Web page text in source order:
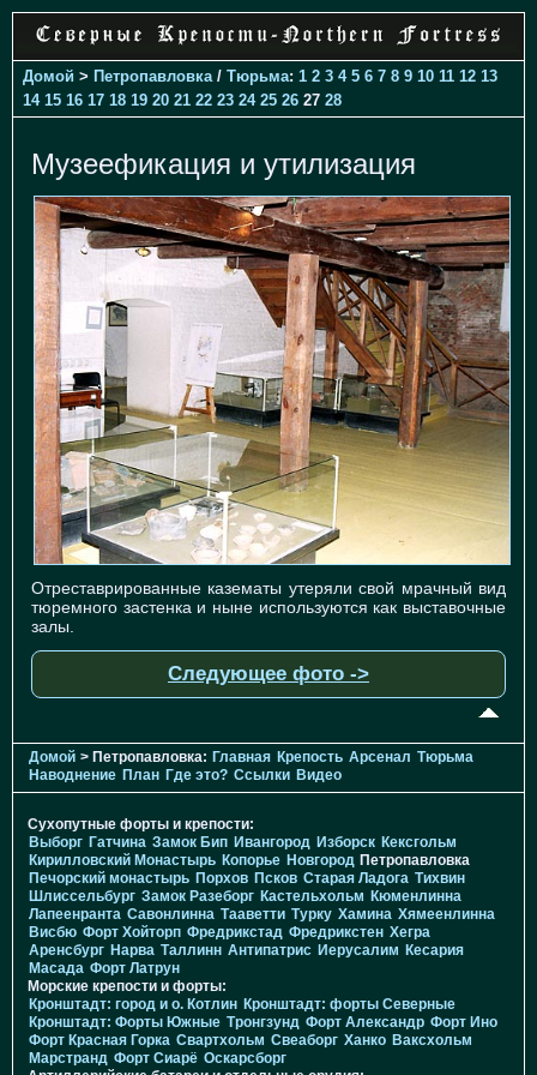
Домой > Петропавловка / Тюрьма: 1 2 3 4 5 6 7 8 9 10 11 12 13
14 15 16 17 18 19 20 21 22 23 24 25 26 27 28
Музеефикация и утилизация
Отреставрированные казематы утеряли свой мрачный вид
тюремного застенка и ныне используются как выставочные
залы.
Следующее фото ->
Домой > Петропавловка: Главная Крепость Арсенал Тюрьма
Наводнение План Где это? Ссылки Видео
Сухопутные форты и крепости:
Выборг Гатчина Замок Бип Ивангород Изборск Кексгольм
Кирилловский Монастырь Копорье Новгород Петропавловка
Печорcкий монастырь Порхов Псков Старая Ладога Тихвин
Шлиссельбург Замок Разеборг Кастельхольм Кюменлинна
Лапеенранта Савонлинна Тааветти Турку Хамина Хямеенлинна
Висбю Форт Хойторп Фредрикстад Фредрикстен Хегра
Аренсбург Нарва Таллинн Антипатрис Иерусалим Кесария
Масада Форт Латрун
Морские крепости и форты:
Кронштадт: город и о. Котлин Кронштадт: форты Северные
Кронштадт: Форты Южные Тронгзунд Форт Александр Форт Ино
Форт Красная Горка Свартхольм Свеаборг Ханко Ваксхольм
Марстранд Форт Сиарё Оскарсборг